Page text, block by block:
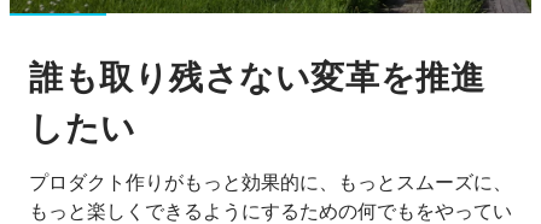
誰も取り残さない変革を推進
したい
プロダクト作りがもっと効果的に、もっとスムーズに、
もっと楽しくできるようにするための何でもをやってい